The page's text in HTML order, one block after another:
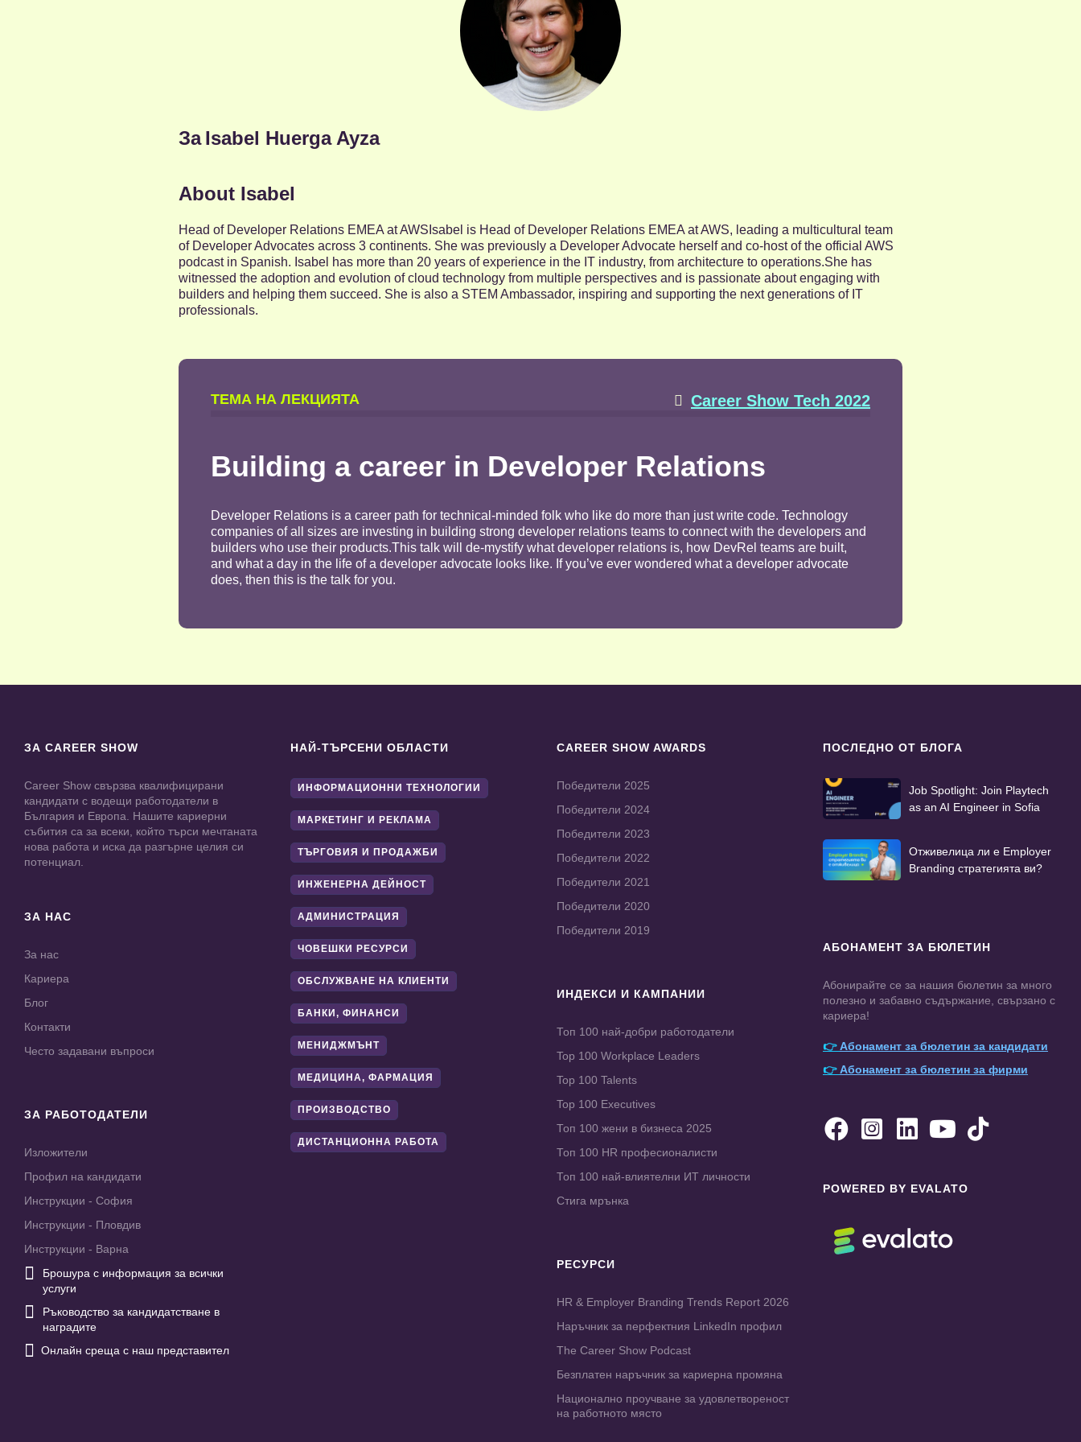
За Isabel Huerga Ayza
About Isabel
Head of Developer Relations EMEA at AWSIsabel is Head of Developer Relations EMEA at AWS, leading a multicultural team
of Developer Advocates across 3 continents. She was previously a Developer Advocate herself and co-host of the official AWS
podcast in Spanish. Isabel has more than 20 years of experience in the IT industry, from architecture to operations.She has
witnessed the adoption and evolution of cloud technology from multiple perspectives and is passionate about engaging with
builders and helping them succeed. She is also a STEM Ambassador, inspiring and supporting the next generations of IT
professionals.
TЕМА НА ЛЕКЦИЯТА  Career Show Tech 2022
Building a career in Developer Relations
Developer Relations is a career path for technical-minded folk who like do more than just write code. Technology
companies of all sizes are investing in building strong developer relations teams to connect with the developers and
builders who use their products.This talk will de-mystify what developer relations is, how DevRel teams are built,
and what a day in the life of a developer advocate looks like. If you’ve ever wondered what a developer advocate
does, then this is the talk for you.
ЗА CAREER SHOW
Career Show свързва квалифицирани
кандидати с водещи работодатели в
България и Европа. Нашите кариерни
събития са за всеки, който търси мечтаната
нова работа и иска да разгърне целия си
потенциал.
ЗА НАС
За нас
Кариера
Блог
Контакти
Често задавани въпроси
ЗА РАБОТОДАТЕЛИ
Изложители
Профил на кандидати
Инструкции - София
Инструкции - Пловдив
Инструкции - Варна

Брошура с информация за всички
услуги

Ръководство за кандидатстване в
наградите
 Онлайн среща с наш представител
НАЙ-ТЪРСЕНИ ОБЛАСТИ
ИНФОРМАЦИОННИ ТЕХНОЛОГИИ
МАРКЕТИНГ И РЕКЛАМА
ТЪРГОВИЯ И ПРОДАЖБИ
ИНЖЕНЕРНА ДЕЙНОСТ
АДМИНИСТРАЦИЯ
ЧОВЕШКИ РЕСУРСИ
ОБСЛУЖВАНЕ НА КЛИЕНТИ
БАНКИ, ФИНАНСИ
МЕНИДЖМЪНТ
МЕДИЦИНА, ФАРМАЦИЯ
ПРОИЗВОДСТВО
ДИСТАНЦИОННА РАБОТА
CAREER SHOW AWARDS
Победители 2025
Победители 2024
Победители 2023
Победители 2022
Победители 2021
Победители 2020
Победители 2019
ИНДЕКСИ И КАМПАНИИ
Топ 100 най-добри работодатели
Top 100 Workplace Leaders
Top 100 Talents
Top 100 Executives
Топ 100 жени в бизнеса 2025
Топ 100 HR професионалисти
Топ 100 най-влиятелни ИТ личности
Стига мрънка
РЕСУРСИ
HR & Employer Branding Trends Report 2026
Наръчник за перфектния LinkedIn профил
The Career Show Podcast
Безплатен наръчник за кариерна промяна
Национално проучване за удовлетвореност
на работното място
ПОСЛЕДНО ОТ БЛОГА
Job Spotlight: Join Playtech
as an AI Engineer in Sofia
Отживелица ли е Employer
Branding стратегията ви?
АБОНАМЕНТ ЗА БЮЛЕТИН
Абонирайте се за нашия бюлетин за много
полезно и забавно съдържание, свързано с
кариера!
👉Абонамент за бюлетин за кандидати
👉Абонамент за бюлетин за фирми
    
POWERED BY EVALATO